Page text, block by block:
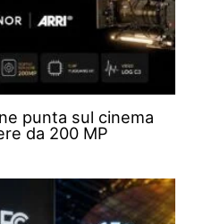
punta sul cinema
da 200 MP